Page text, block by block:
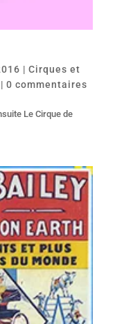
| Cirques et
| 0 commentaires
Le Cirque de